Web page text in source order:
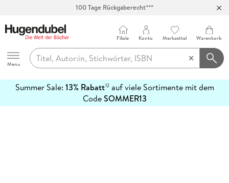
100 Tage Rückgaberecht***
Hugendubel
Menu
Filiale Konto Merkzettel Warenkorb
Summer Sale: 13% Rabatt12auf viele Sortimente mit dem
CodeSOMMER13
erfahren